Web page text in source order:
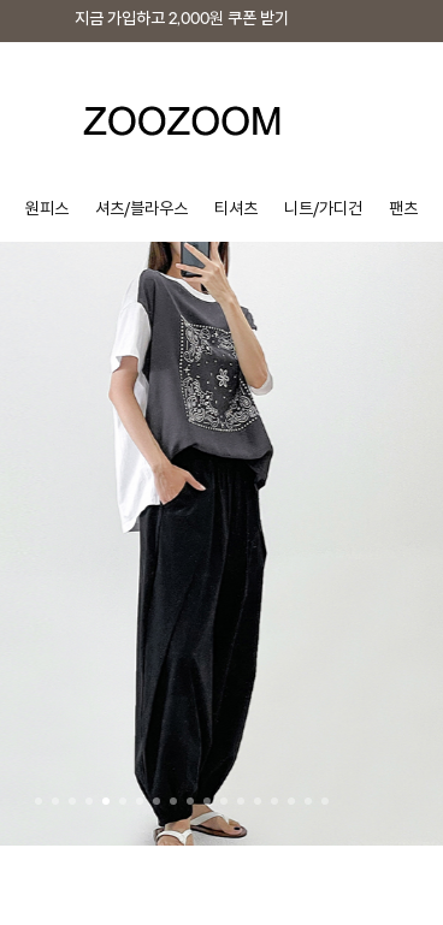
지금 가입하고 2,000원 쿠폰 받기
원피스 셔츠/블라우스 티셔츠 니트/가디건 팬츠